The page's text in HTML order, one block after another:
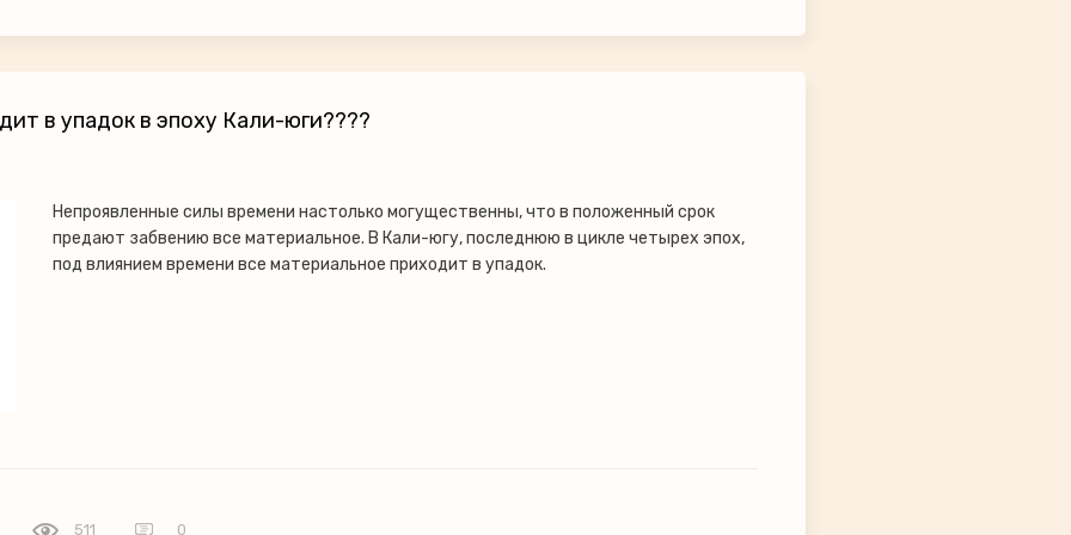
в упадок в эпоху Кали-юги????
Непроявленные силы времени настолько могущественны, что в положенный срок
предают забвению все материальное. В Кали-югу, последнюю в цикле четырех эпох,
под влиянием времени все материальное приходит в упадок.
511 0